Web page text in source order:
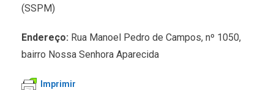
(SSPM)
Endereço: Rua Manoel Pedro de Campos, nº 1050,
bairro Nossa Senhora Aparecida
Imprimir